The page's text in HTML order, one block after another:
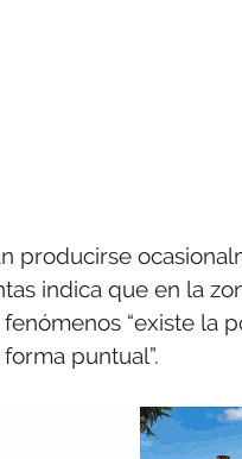
producirse
indica que en la
“existe la
puntual”.